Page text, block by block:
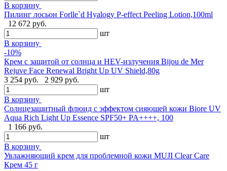
В корзину
Пилинг лосьон Forlle`d Hyalogy P-effect Peeling Lotion,100ml
12 672 руб.
шт
В корзину
-10%
Крем с защитой от солнца и HEV-излучения Bijou de Mer
Rejuve Face Renewal Bright Up UV Shield,80g
3 254 руб.
2 929 руб.
шт
В корзину
Солнцезащитный флюид с эффектом сияюшей кожи Biore UV
Aqua Rich Light Up Essence SPF50+ PA++++, 100
1 166 руб.
шт
В корзину
Увлажняющий крем для проблемной кожи MUJI Clear Care
Крем 45 г